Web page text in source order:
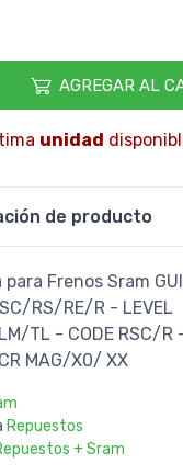
AGREGAR AL
unidad
de producto
Frenos Sram
RS/RE/R - LEVEL
TL - CODE RSC/R
MAG/X0/ XX
Repuestos
+ Sram